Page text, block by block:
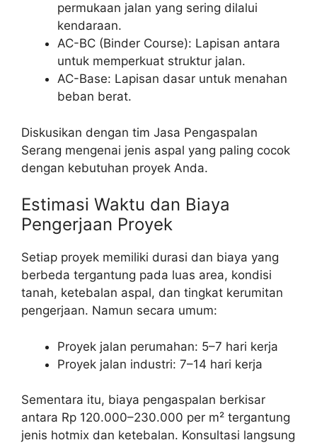
permukaan jalan yang sering dilalui
kendaraan.
AC-BC (Binder Course): Lapisan antara
untuk memperkuat struktur jalan.
AC-Base: Lapisan dasar untuk menahan
beban berat.
Diskusikan dengan tim Jasa Pengaspalan
Serang mengenai jenis aspal yang paling cocok
dengan kebutuhan proyek Anda.
Estimasi Waktu dan Biaya
Pengerjaan Proyek
Setiap proyek memiliki durasi dan biaya yang
berbeda tergantung pada luas area, kondisi
tanah, ketebalan aspal, dan tingkat kerumitan
pengerjaan. Namun secara umum:
Proyek jalan perumahan: 5–7 hari kerja
Proyek jalan industri: 7–14 hari kerja
Sementara itu, biaya pengaspalan berkisar
antara Rp 120.000–230.000 per m² tergantung
jenis hotmix dan ketebalan. Konsultasi langsung